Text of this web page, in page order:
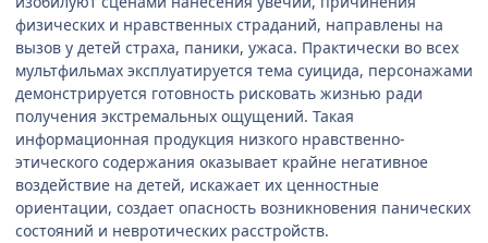
физических и нравственных страданий, направлены на
вызов у детей страха, паники, ужаса. Практически во всех
мультфильмах эксплуатируется тема суицида, персонажами
демонстрируется готовность рисковать жизнью ради
получения экстремальных ощущений. Такая
информационная продукция низкого нравственно-
этического содержания оказывает крайне негативное
воздействие на детей, искажает их ценностные
ориентации, создает опасность возникновения панических
состояний и невротических расстройств.